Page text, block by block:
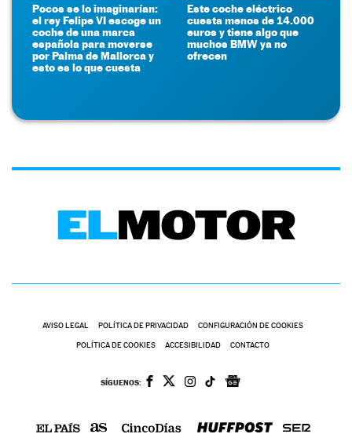
Pocos se lo imaginarían:
el rey Felipe VI escoge un
coche de una marca
española para moverse
por Palma de Mallorca y
esto es lo que cuesta
Este coche eléctrico
cuesta menos de 14.000
euros y tiene algo que
muchos BMW ya no
ofrecen
AVISO LEGAL POLÍTICA DE PRIVACIDAD CONFIGURACIÓN DE COOKIES
POLÍTICA DE COOKIES ACCESIBILIDAD CONTACTO
SÍGUENOS: